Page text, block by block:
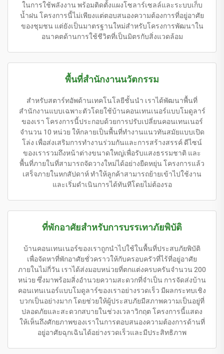
ในการใช้พลังงาน พร้อมติดตั้งแผงโซลาร์เซลล์และระบบเก็บ
น้ำฝน โครงการนี้ไม่เพียงแต่ตอบสนองความต้องการที่อยู่อาศัย
ของชุมชน แต่ยังเป็นมาตรฐานใหม่สำหรับโครงการพัฒนาใน
อนาคตด้านการใช้ชีวิตที่เป็นมิตรกับสิ่งแวดล้อม
พื้นที่สำนักงานนวัตกรรม
สำหรับสตาร์ทอัพด้านเทคโนโลยีชั้นนำ เราได้พัฒนาพื้นที่
สำนักงานแบบเฉพาะตัวโดยใช้บ้านคอนเทนเนอร์แบบโมดูลาร์
ของเรา โครงการนี้ประกอบด้วยการปรับเปลี่ยนคอนเทนเนอร์
จำนวน 10 หน่วย ให้กลายเป็นพื้นที่ทำงานแนวทันสมัยแบบเปิด
โล่ง เพื่อส่งเสริมการทำงานร่วมกันและการสร้างสรรค์ ดีไซน์
ของเรารวมถึงหน้าต่างขนาดใหญ่เพื่อรับแสงธรรมชาติ และ
พื้นที่ภายในที่สามารถจัดวางใหม่ได้อย่างยืดหยุ่น โครงการแล้ว
เสร็จภายในหกสัปดาห์ ทำให้ลูกค้าสามารถย้ายเข้าไปใช้งาน
และเริ่มดำเนินการได้ทันทีโดยไม่ต้องรอ
ที่พักอาศัยสำหรับการบรรเทาภัยพิบัติ
บ้านคอนเทนเนอร์ของเราถูกนำไปใช้ในพื้นที่ประสบภัยพิบัติ
เพื่อจัดหาที่พักอาศัยชั่วคราวให้กับครอบครัวที่ไร้ที่อยู่อาศัย
ภายในไม่กี่วัน เราได้ส่งมอบหน่วยที่ตกแต่งครบครันจำนวน 200
หน่วย ซึ่งมาพร้อมสิ่งอำนวยความสะดวกที่จำเป็น การจัดส่งบ้าน
คอนเทนเนอร์แบบโมดูลาร์ของเราอย่างรวดเร็ว มีผลกระทบเชิง
บวกเป็นอย่างมาก โดยช่วยให้ผู้ประสบภัยมีสภาพความเป็นอยู่ที่
ปลอดภัยและสะดวกสบายในช่วงเวลาวิกฤต โครงการนี้แสดง
ให้เห็นถึงศักยภาพของเราในการตอบสนองความต้องการด้านที่
อยู่อาศัยฉุกเฉินได้อย่างรวดเร็วและมีประสิทธิภาพ